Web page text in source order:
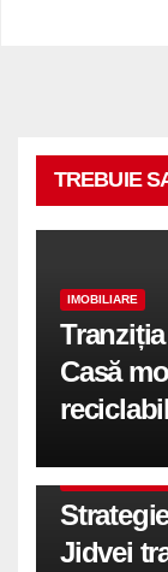
TREBUIE
IMOBILIARE
Casă
Jidvei